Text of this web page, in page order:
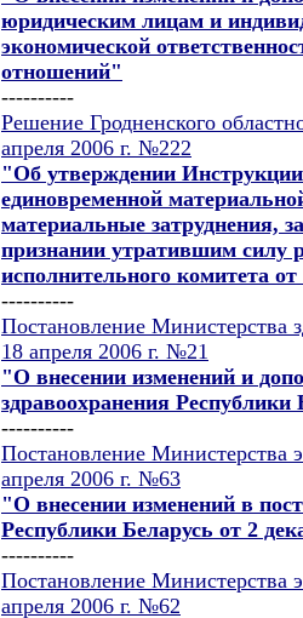
юридическим лицам и
экономической
отношений"
----------
Решение Гродненского
апреля 2006 г. №222
"Об утверждении
единовременной
материальные затруднения,
признании утратившим силу
исполнительного комитета
----------
Постановление Министерства
18 апреля 2006 г. №21
"О внесении изменений и
здравоохранения Республики
----------
Постановление Министерства
апреля 2006 г. №63
"О внесении изменений в
Республики Беларусь от 2
----------
Постановление Министерства
апреля 2006 г. №62